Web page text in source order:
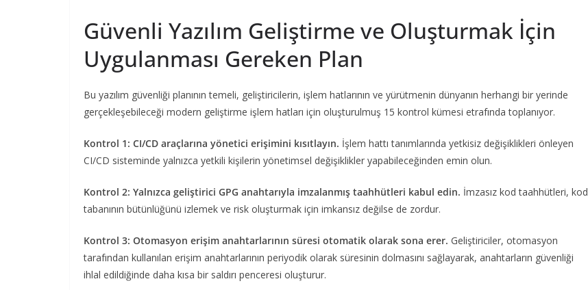
Güvenli Yazılım Geliştirme ve Oluşturmak İçin
Uygulanması Gereken Plan
Bu yazılım güvenliği planının temeli, geliştiricilerin, işlem hatlarının ve yürütmenin dünyanın herhangi bir yerinde
gerçekleşebileceği modern geliştirme işlem hatları için oluşturulmuş 15 kontrol kümesi etrafında toplanıyor.
Kontrol 1: CI/CD araçlarına yönetici erişimini kısıtlayın. İşlem hattı tanımlarında yetkisiz değişiklikleri önleyen
CI/CD sisteminde yalnızca yetkili kişilerin yönetimsel değişiklikler yapabileceğinden emin olun.
Kontrol 2: Yalnızca geliştirici GPG anahtarıyla imzalanmış taahhütleri kabul edin. İmzasız kod taahhütleri, kod
tabanının bütünlüğünü izlemek ve risk oluşturmak için imkansız değilse de zordur.
Kontrol 3: Otomasyon erişim anahtarlarının süresi otomatik olarak sona erer. Geliştiriciler, otomasyon
tarafından kullanılan erişim anahtarlarının periyodik olarak süresinin dolmasını sağlayarak, anahtarların güvenliği
ihlal edildiğinde daha kısa bir saldırı penceresi oluşturur.